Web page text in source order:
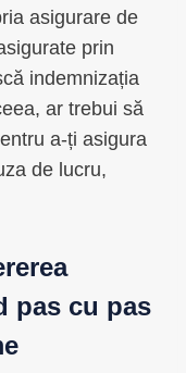
asigurare de
prin
indemnizația
ar trebui să
a-ți asigura
de lucru,
pas cu pas